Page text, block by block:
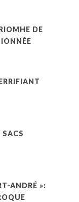
DE
SACS
ANDRÉ »: